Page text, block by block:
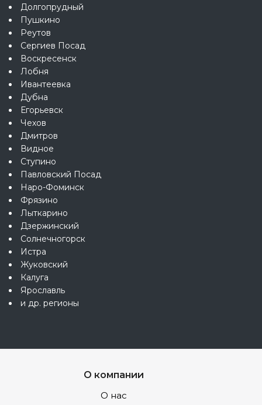
Долгопрудный
Пушкино
Реутов
Сергиев Посад
Воскресенск
Лобня
Ивантеевка
Дубна
Егорьевск
Чехов
Дмитров
Видное
Ступино
Павловский Посад
Наро-Фоминск
Фрязино
Лыткарино
Дзержинский
Солнечногорск
Истра
Жуковский
Калуга
Ярославль
и др. регионы
О компании
О нас